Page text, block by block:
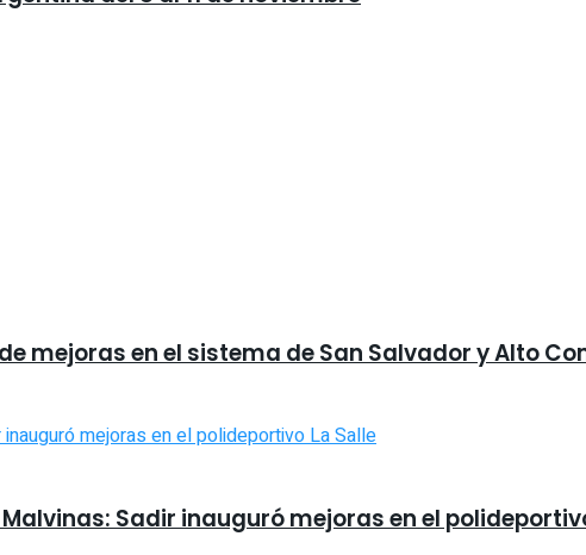
mejoras en el sistema de San Salvador y Alto
Sadir inauguró mejoras en el